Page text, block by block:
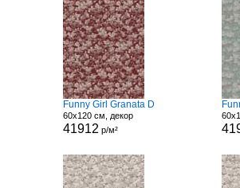
Funny Girl Granata D
60x120 см, декор
41912 р/м²